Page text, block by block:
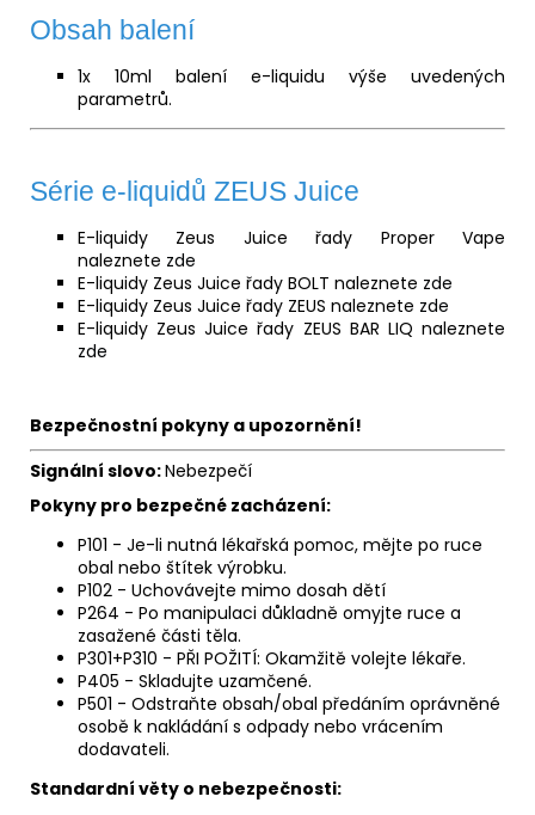
Obsah balení
1x 10ml balení e-liquidu výše uvedených
parametrů.
Série e-liquidů ZEUS Juice
E-liquidy Zeus Juice řady Proper Vape
naleznete zde
E-liquidy Zeus Juice řady BOLT naleznete zde
E-liquidy Zeus Juice řady ZEUS naleznete zde
E-liquidy Zeus Juice řady ZEUS BAR LIQ naleznete
zde
Bezpečnostní pokyny a upozornění!
Signální slovo:Nebezpečí
Pokyny pro bezpečné zacházení:
P101 - Je-li nutná lékařská pomoc, mějte po ruce
obal nebo štítek výrobku.
P102 - Uchovávejte mimo dosah dětí
P264 - Po manipulaci důkladně omyjte ruce a
zasažené části těla.
P301+P310 - PŘI POŽITÍ: Okamžitě volejte lékaře.
P405 - Skladujte uzamčené.
P501 - Odstraňte obsah/obal předáním oprávněné
osobě k nakládání s odpady nebo vrácením
dodavateli.
Standardní věty o nebezpečnosti: